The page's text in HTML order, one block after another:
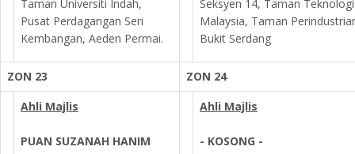
Taman Universiti Indah,
Pusat Perdagangan Seri
Kembangan, Aeden Permai.
Seksyen 14, Taman Teknologi
Malaysia, Taman
Bukit Serdang
ZON 23
ZON 24
Ahli Majlis
PUAN SUZANAH HANIM
Ahli Majlis
- KOSONG -